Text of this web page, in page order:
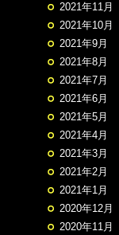
2021年11月
2021年10月
2021年9月
2021年8月
2021年7月
2021年6月
2021年5月
2021年4月
2021年3月
2021年2月
2021年1月
2020年12月
2020年11月